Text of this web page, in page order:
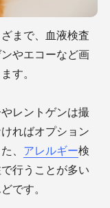
まで、血液検査
やエコーなど画
す。
レントゲンは撮
ればオプション
、 アレルギー検
行うことが多い
です。